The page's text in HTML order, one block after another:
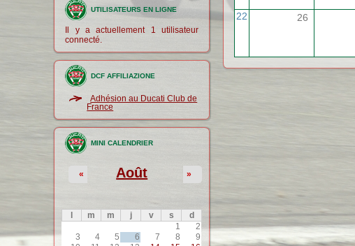
UTILISATEURS EN LIGNE
Il y a actuellement 1 utilisateur
connecté.
DCF AFFILIAZIONE
Adhésion au Ducati Club de
France
MINI CALENDRIER
Août
« »
m m j v s
d
1
2
3
4 5 6 7 8
9
22 26